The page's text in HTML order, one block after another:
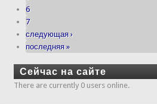
6
7
следующая ›
последняя »
Сейчас на сайте
There are currently 0 users online.